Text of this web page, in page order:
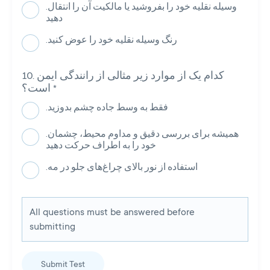
دهید
.رنگ وسیله نقلیه خود را عوض کنید
کدام یک از موارد زیر مثالی از رانندگی ایمن
*
.فقط به وسط جاده چشم بدوزید
خود را به اطراف حرکت دهید
.استفاده از نور بالای چراغ‌های جلو در مه
All questions must be answered before
submitting
Submit Test